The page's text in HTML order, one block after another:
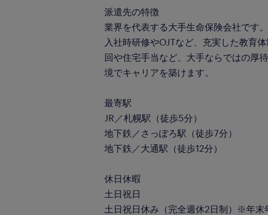
派遣先の特徴
業界を代表する大手生命保険会社です。
入社時研修やOJTなど、充実した教育
回や住宅手当など、大手ならではの厚
境でキャリアを築けます。
最寄駅
JR／札幌駅（徒歩5分）
地下鉄／さっぽろ駅（徒歩7分）
地下鉄／大通駅（徒歩12分）
休日休暇
土日祝日
土日祝日休み（完全週休2日制）※年末